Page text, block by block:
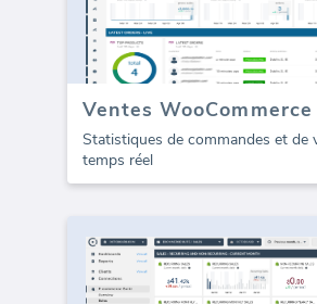
Ventes WooCommerce
Statistiques de commandes et de
temps réel